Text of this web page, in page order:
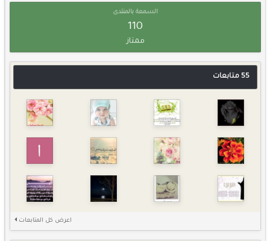
السمعة بالمنتدى
110
ممتاز
55 متابعات
اعرض كل المتابعات